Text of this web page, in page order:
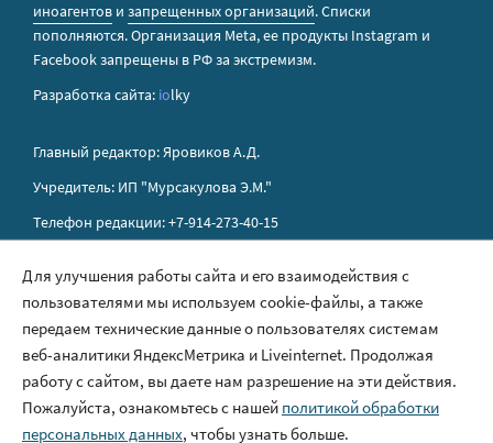
иноагентов и запрещенных организаций. Списки
пополняются. Организация Metа, ее продукты Instagram и
Facebook запрещены в РФ за экстремизм.
Разработка сайта: iolky
Главный редактор: Яровиков А.Д.
Учредитель: ИП "Мурсакулова Э.М."
Телефон редакции: +7-914-273-40-15
Правила сайта
Политика обработки персональных данных
Размещение рекламы
Контакты
Для улучшения работы сайта и его взаимодействия с
пользователями мы используем cookie-файлы, а также
передаем технические данные о пользователях системам
веб-аналитики ЯндексМетрика и Liveinternet. Продолжая
работу с сайтом, вы даете нам разрешение на эти действия.
Пожалуйста, ознакомьтесь с нашей политикой обработки
персональных данных, чтобы узнать больше.